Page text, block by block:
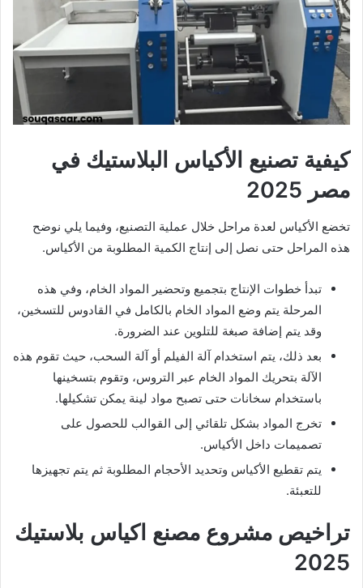
كيفية تصنيع الأكياس البلاستيك في
مصر 2025
تخضع الأكياس لعدة مراحل خلال عملية التصنيع، وفيما يلي نوضح
هذه المراحل حتى نصل إلى إنتاج الكمية المطلوبة من الأكياس.
تبدأ خطوات الإنتاج بتجميع وتحضير المواد الخام، وفي هذه
المرحلة يتم وضع المواد الخام بالكامل في القادوس للتسخين،
وقد يتم إضافة صبغة للتلوين عند الضرورة.
بعد ذلك، يتم استخدام آلة الفيلم أو آلة السحب، حيث تقوم هذه
الآلة بتحريك المواد الخام عبر التروس، وتقوم بتسخينها
باستخدام سخانات حتى تصبح مواد لينة يمكن تشكيلها.
تخرج المواد بشكل تلقائي إلى القوالب للحصول على
تصميمات داخل الأكياس.
يتم تقطيع الأكياس وتحديد الأحجام المطلوبة ثم يتم تجهيزها
للتعبئة.
تراخيص مشروع مصنع اكياس بلاستيك
2025